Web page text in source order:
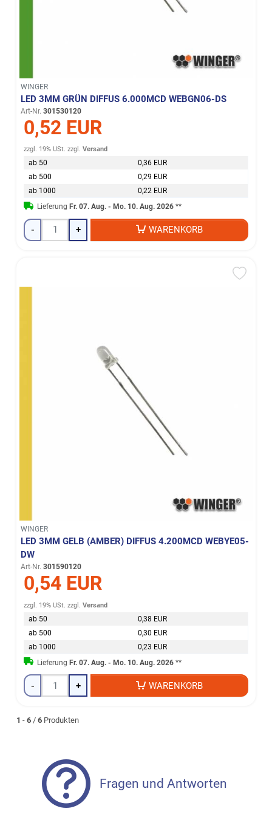
WINGER
LED 3MM GRÜN DIFFUS 6.000MCD WEBGN06-DS
Art-Nr. 301530120
0,52 EUR
zzgl. 19% USt. zzgl.Versand
ab 50
0,36 EUR
ab 500
0,29 EUR
ab 1000
0,22 EUR
Lieferung Fr. 07. Aug. - Mo. 10. Aug. 2026 **
- + WARENKORB
WINGER
LED 3MM GELB (AMBER) DIFFUS 4.200MCD WEBYE05-
DW
Art-Nr. 301590120
0,54 EUR
zzgl. 19% USt. zzgl.Versand
ab 50
0,38 EUR
ab 500
0,30 EUR
ab 1000
0,23 EUR
LieferungFr. 07. Aug. - Mo. 10. Aug. 2026 **
- + WARENKORB
1 - 6/ 6Produkten
Fragen und Antworten